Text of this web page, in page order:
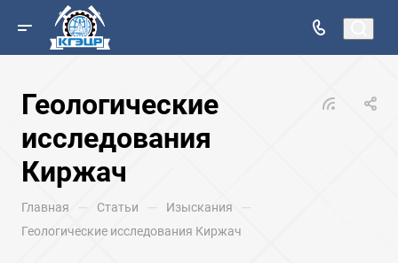
Геологические
исследования
Киржач
Главная — Статьи — Изыскания —
Геологические исследования Киржач